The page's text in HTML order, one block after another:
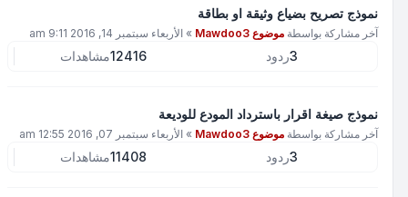
نموذج تصريح بضياع وثيقة او بطاقة
آخر مشاركة بواسطةموضوع Mawdoo3 »الأربعاء سبتمبر 14, 2016 9:11 am
ردود 12416مشاهدات
نموذج صيغة اقرار باسترداد المودع للوديعة
آخر مشاركة بواسطةموضوع Mawdoo3 »الأربعاء سبتمبر 07, 2016 12:55 am
ردود 11408مشاهدات